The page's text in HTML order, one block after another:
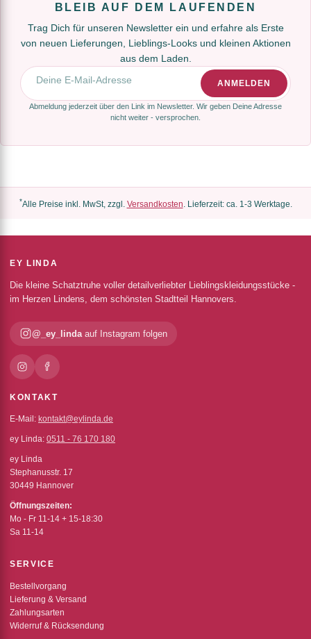
BLEIB AUF DEM LAUFENDEN
Trag Dich für unseren Newsletter ein und erfahre als Erste
von neuen Lieferungen, Lieblings-Looks und kleinen Aktionen
aus dem Laden.
E-Mail-Adresse
ANMELDEN
Abmeldung jederzeit über den Link im Newsletter. Wir geben Deine Adresse
nicht weiter - versprochen.
*Alle Preise inkl. MwSt, zzgl. Versandkosten. Lieferzeit: ca. 1-3 Werktage.
EY LINDA
Die kleine Schatztruhe voller detailverliebter Lieblingskleidungsstücke -
im Herzen Lindens, dem schönsten Stadtteil Hannovers.
@_ey_linda auf Instagram folgen
KONTAKT
E-Mail: kontakt@eylinda.de
ey Linda: 0511 - 76 170 180
ey Linda
Stephanusstr. 17
30449 Hannover
Öffnungszeiten:
Mo - Fr 11-14 + 15-18:30
Sa 11-14
SERVICE
Bestellvorgang
Lieferung & Versand
Zahlungsarten
Widerruf & Rücksendung